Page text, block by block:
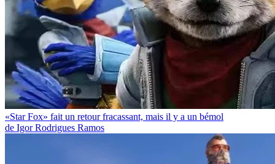
«Star Fox» fait un retour fracassant, mais il y a un bémol
de Igor Rodrigues Ramos